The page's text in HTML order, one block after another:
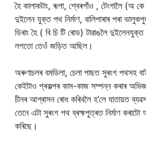
হৈ কালাকটাং, ৰূপা, শ্বেৰগাঁও , টেংগালৈ (অ
দুইলেন যুক্ত পথ নিৰ্মাণ, বালিপাৰাৰ পৰা
ডিৰাং হৈ ( বি চি টি ৰোড) টাৱাঙলৈ দুইলেনযুক্ত
লগতো তেওঁ জড়িত আছিল।
অৰুণাচলৰ বমডিলা, চেলা পাছত সুৰংগ পথসহ
কেইটাও প্ৰকল্পৰ কাম-কাজ সম্পন্ন কৰাৰ
চীনৰ আগ্ৰাসন ৰোধ কৰিবলৈ হ’লে যাতায়ত
তেনে এটা সুৰংগ পথ ব্ৰহ্মপুত্ৰত নিৰ্মাণ কৰাটো
কৰিছে।